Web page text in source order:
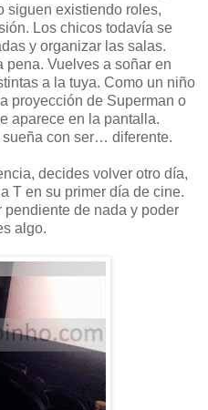
siguen existiendo roles,
Los chicos todavía se
y organizar las salas.
Vuelves a soñar en
a la tuya. Como un niño
proyección de Superman o
aparece en la pantalla.
con ser… diferente.
decides volver otro día,
T en su primer día de cine.
pendiente de nada y poder
algo.